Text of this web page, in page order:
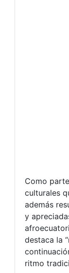
Como
culturales
además
y
destaca la
ritmo